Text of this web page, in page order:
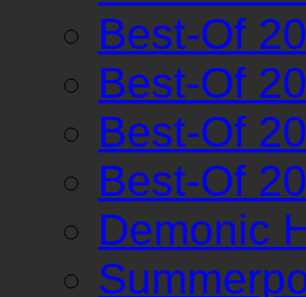
Best-Of
Best-Of
Best-Of
Best-Of
Demonic